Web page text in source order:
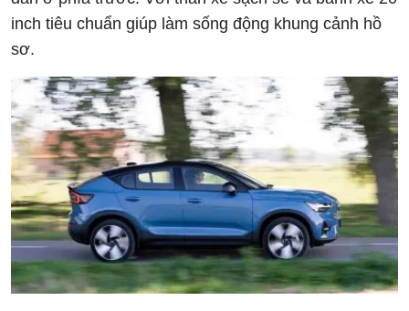
inch tiêu chuẩn giúp làm sống động khung cảnh hồ
sơ.